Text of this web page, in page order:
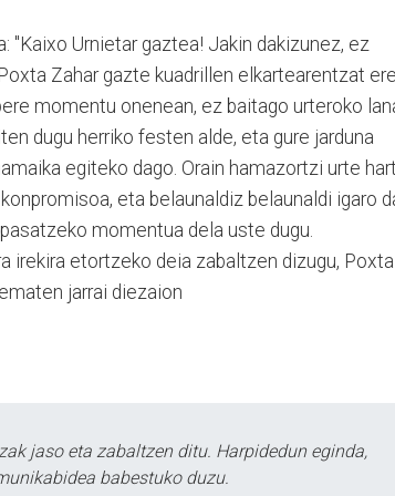
"Kaixo Urnietar gaztea! Jakin dakizunez, ez
Zahar gazte kuadrillen elkartearentzat ere
momentu onenean, ez baitago urteroko
dugu herriko festen alde, eta gure jarduna
egiteko dago. Orain hamazortzi urte
eta belaunaldiz belaunaldi igaro
momentua dela uste dugu.
irekira etortzeko deia zabaltzen dizugu, Poxta
jarrai diezaion
jaso eta zabaltzen ditu. Harpidedun eginda,
babestuko duzu.